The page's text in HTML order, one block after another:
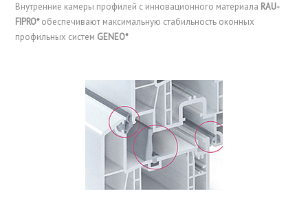
Внутренние камеры профилей с инновационного материала RAU-
FIPRO*обеспечивают максимальную стабильность оконных
профильных систем GENEO*